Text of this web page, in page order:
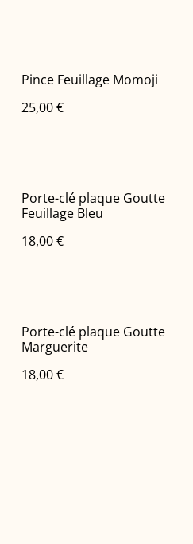
Pince Feuillage Momoji
25,00 €
Porte-clé plaque Goutte
Feuillage Bleu
18,00 €
Porte-clé plaque Goutte
Marguerite
18,00 €